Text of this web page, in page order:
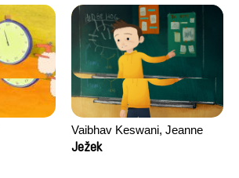
Vaibhav Keswani, Jeanne
Laureau, Colombine Majou,
Ježek